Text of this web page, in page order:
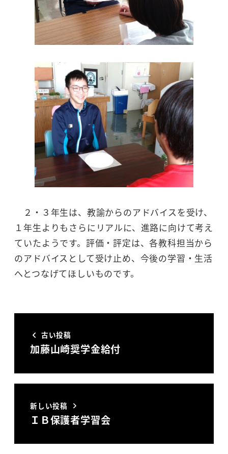
２・３年生は、教諭からのアドバイスを受け、
１年生よりもさらにリアルに、進路に向けて考え
ていたようです。評価・評定は、各教科担当から
のアドバイスとして受け止め、今後の学習・生活
へとつなげてほしいものです。
古い投稿
加藤山崎奨学金給付
新しい投稿
ＩＢ保護者学習会